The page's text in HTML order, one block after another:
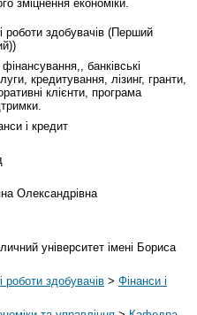
зміцнення економіки.
роботи здобувачів (Перший
банківські
кредитування, лізинг, гранти,
клієнти, програма
і кредит
Олександрівна
університет імені Бориса
роботи здобувачів > Фінанси і